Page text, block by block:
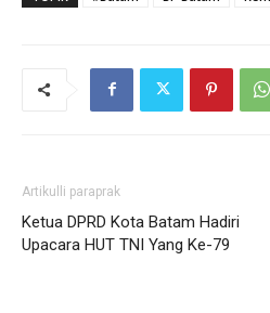
Artikulli paraprak
Ketua DPRD Kota Batam Hadiri
Upacara HUT TNI Yang Ke-79